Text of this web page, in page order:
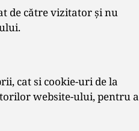
de către vizitator şi nu
cat si cookie-uri de la
website-ului, pentru a